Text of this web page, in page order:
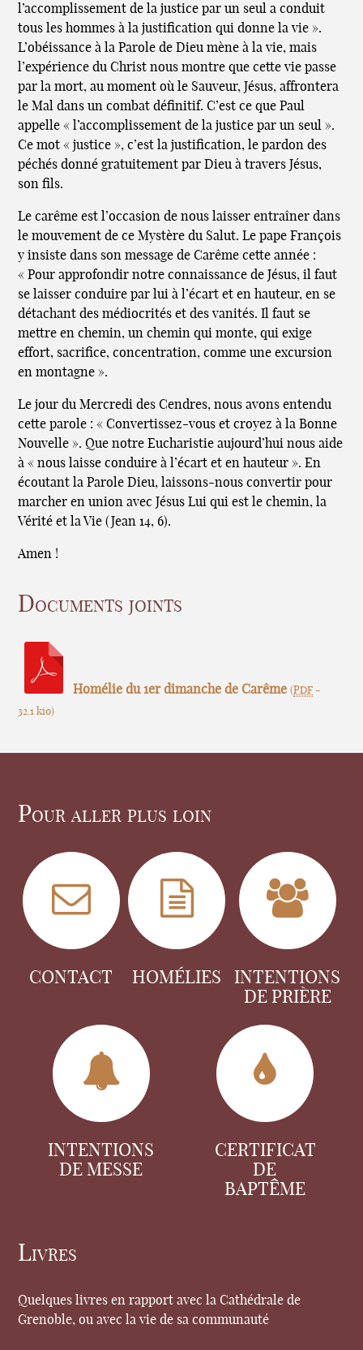
l’accomplissement de la justice par un seul a conduit
tous les hommes à la justification qui donne la vie ».
L’obéissance à la Parole de Dieu mène à la vie, mais
l’expérience du Christ nous montre que cette vie passe
par la mort, au moment où le Sauveur, Jésus, affrontera
le Mal dans un combat définitif. C’est ce que Paul
appelle « l’accomplissement de la justice par un seul ».
Ce mot « justice », c’est la justification, le pardon des
péchés donné gratuitement par Dieu à travers Jésus,
son fils.
Le carême est l’occasion de nous laisser entraîner dans
le mouvement de ce Mystère du Salut. Le pape François
y insiste dans son message de Carême cette année :
« Pour approfondir notre connaissance de Jésus, il faut
se laisser conduire par lui à l’écart et en hauteur, en se
détachant des médiocrités et des vanités. Il faut se
mettre en chemin, un chemin qui monte, qui exige
effort, sacrifice, concentration, comme une excursion
en montagne ».
Le jour du Mercredi des Cendres, nous avons entendu
cette parole : « Convertissez-vous et croyez à la Bonne
Nouvelle ». Que notre Eucharistie aujourd’hui nous aide
à « nous laisse conduire à l’écart et en hauteur ». En
écoutant la Parole Dieu, laissons-nous convertir pour
marcher en union avec Jésus Lui qui est le chemin, la
Vérité et la Vie (Jean 14, 6).
Amen !
Documents joints
Homélie du 1er dimanche de Carême ( PDF -
32.1 kio)
Pour aller plus loin
CONTACT HOMÉLIES
INTENTIONS
DE PRIÈRE
INTENTIONS
DE MESSE
CERTIFICAT
DE
BAPTÊME
Livres
Quelques livres en rapport avec la Cathédrale de
Grenoble, ou avec la vie de sa communauté